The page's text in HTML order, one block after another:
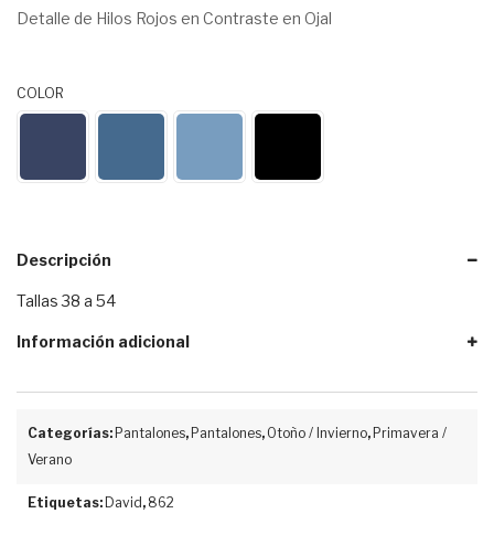
Detalle de Hilos Rojos en Contraste en Ojal
COLOR
Descripción
Tallas 38 a 54
Información adicional
Categorías:Pantalones,Pantalones, Otoño / Invierno,Primavera /
Verano
Etiquetas:David, 862